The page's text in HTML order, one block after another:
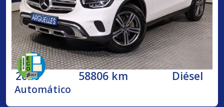
2020 58806 km Diésel
Automático